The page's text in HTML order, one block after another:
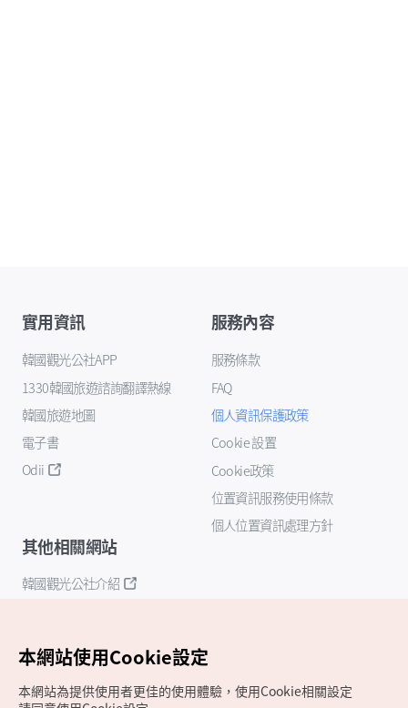
實用資訊
韓國觀光公社APP
1330韓國旅遊諮詢翻譯熱線
韓國旅遊地圖
電子書
Odii
服務內容
服務條款
FAQ
個人資訊保護政策
Cookie 設置
Cookie政策
位置資訊服務使用條款
個人位置資訊處理方針
其他相關網站
韓國觀光公社介紹
本網站使用Cookie設定
本網站為提供使用者更佳的使用體驗，使用Cookie相關設定